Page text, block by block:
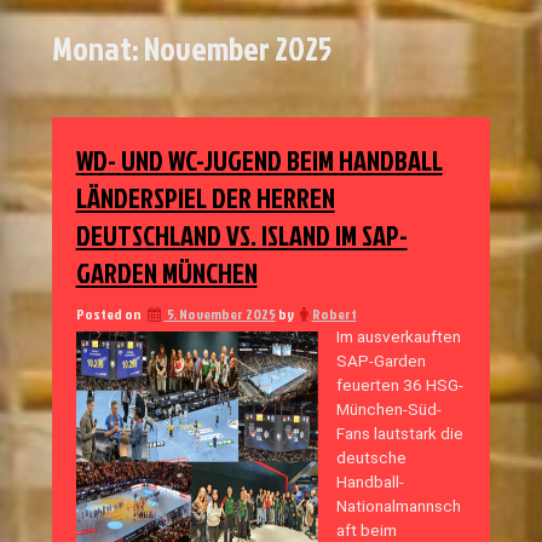
Monat:November 2025
WD- UND WC-JUGEND BEIM HANDBALL
LÄNDERSPIEL DER HERREN
DEUTSCHLAND VS. ISLAND IM SAP-
GARDEN MÜNCHEN
Posted on 5. November 2025by Robert
Im ausverkauften
SAP-Garden
feuerten 36 HSG-
München-Süd-
Fans lautstark die
deutsche
Handball-
Nationalmannsch
aft beim